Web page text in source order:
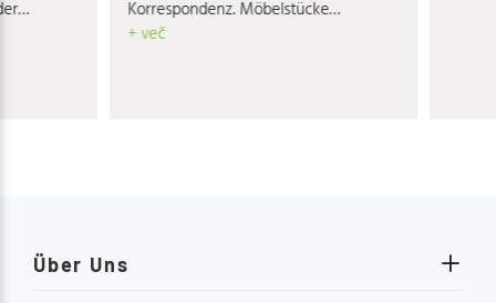
Korrespondenz. Möbelstücke
entsprechen voll und ganz den
+ več
Über Uns